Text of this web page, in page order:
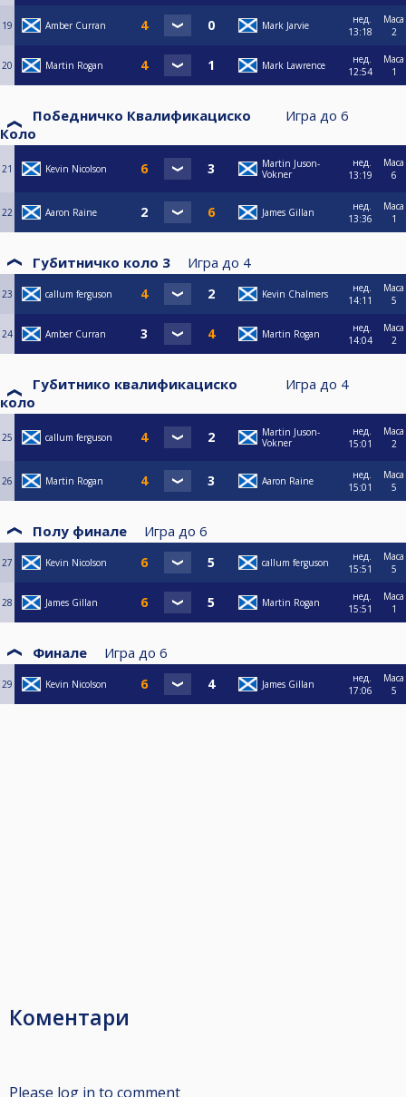
19 Amber Curran Mark Jarvie
нед.
13:18
Маса
2
20 Martin Rogan Mark Lawrence
нед.
12:54
Маса
1
Победничко Квалификациско
Коло
Игра до 6
21 Kevin Nicolson
Martin Juson-
Vokner
нед.
13:19
Маса
6
22 Aaron Raine James Gillan
нед.
13:36
Маса
1
Губитничко коло 3 Игра до 4
23 callum ferguson Kevin Chalmers
нед.
14:11
Маса
5
24 Amber Curran Martin Rogan
нед.
14:04
Маса
2
Губитнико квалификациско
коло
Игра до 4
25 callum ferguson
Martin Juson-
Vokner
нед.
15:01
Маса
2
26 Martin Rogan Aaron Raine
нед.
15:01
Маса
5
Полу финале Игра до 6
27 Kevin Nicolson callum ferguson
нед.
15:51
Маса
5
28 James Gillan Martin Rogan
нед.
15:51
Маса
1
Финале Игра до 6
29 Kevin Nicolson James Gillan
нед.
17:06
Маса
5
Коментари
Please log in to comment